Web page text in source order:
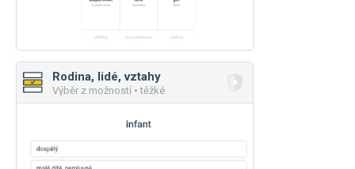
Rodina, lidé, vztahy
Výběr z možností • těžké